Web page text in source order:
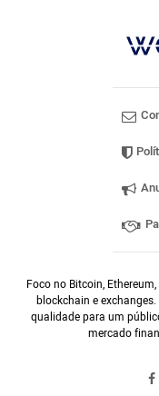
Foco no Bitcoin,
blockchain e
qualidade para um
mercado